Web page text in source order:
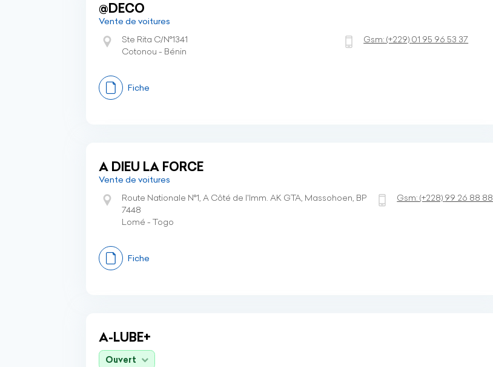
@DECO
Vente de voitures
Ste Rita C/N°1341
Cotonou - Bénin
Gsm:(+229) 01 95 96 53 37
Fiche
A DIEU LA FORCE
Vente de voitures
Route Nationale N°1, A Côté de l'Imm. AK GTA, Massohoen, BP
7448
Lomé - Togo
Gsm:(+228) 99 26 88 88
Fiche
A-LUBE+
Ouvert